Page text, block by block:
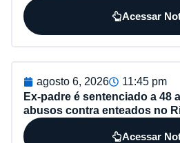
Acessar
agosto 6, 2026
11:45 pm
Ex-padre é sentenciado a 48
abusos contra enteados no
Acessar